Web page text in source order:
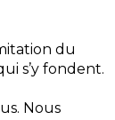
du
s’y fondent.
Nous